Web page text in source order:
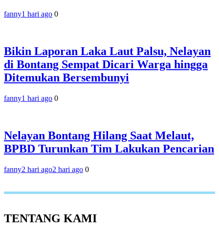
fanny1 hari ago 0
Bikin Laporan Laka Laut Palsu, Nelayan
di Bontang Sempat Dicari Warga hingga
Ditemukan Bersembunyi
fanny1 hari ago 0
Nelayan Bontang Hilang Saat Melaut,
BPBD Turunkan Tim Lakukan Pencarian
fanny2 hari ago2 hari ago 0
TENTANG KAMI